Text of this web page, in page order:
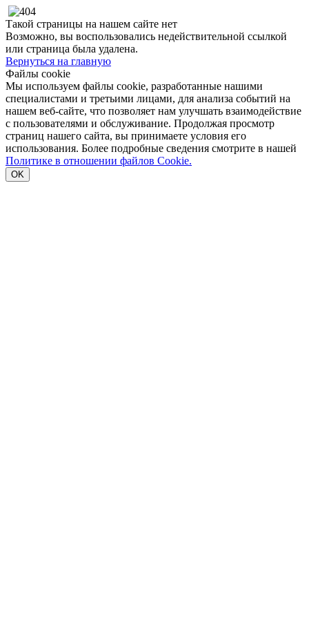
Такой страницы на нашем сайте нет
Возможно, вы воспользовались недействительной ссылкой
или страница была удалена.
Вернуться на главную
Файлы cookie
Мы используем файлы cookie, разработанные нашими
специалистами и третьими лицами, для анализа событий на
нашем веб-сайте, что позволяет нам улучшать взаимодействие
с пользователями и обслуживание. Продолжая просмотр
страниц нашего сайта, вы принимаете условия его
использования. Более подробные сведения смотрите в нашей
Политике в отношении файлов Cookie.
OK